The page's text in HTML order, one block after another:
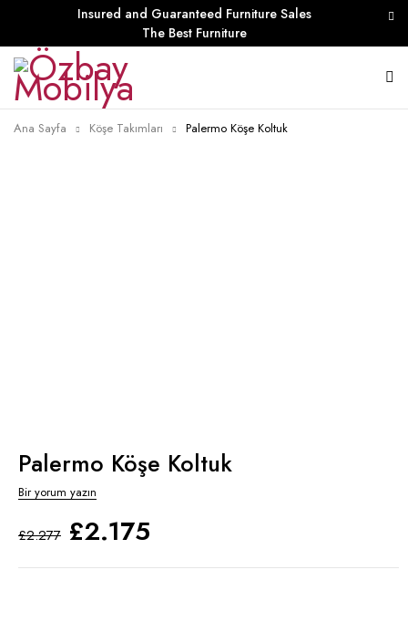
Insured and Guaranteed Furniture Sales
The Best Furniture
Ana Sayfa Köşe Takımları Palermo Köşe Koltuk
Palermo Köşe Koltuk
Bir yorum yazın
£2.277 £2.175